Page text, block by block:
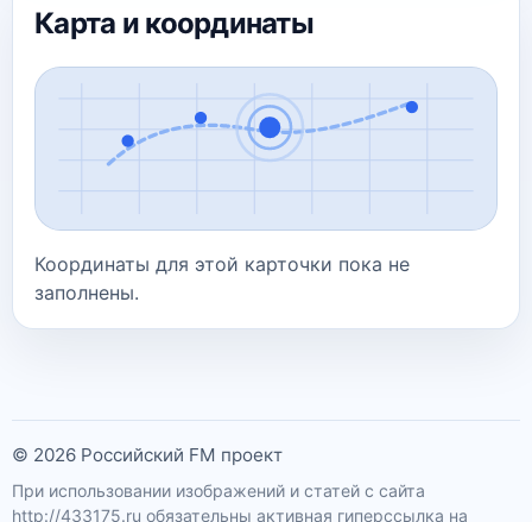
Карта и координаты
Координаты для этой карточки пока не
заполнены.
© 2026 Российский FM проект
При использовании изображений и статей с сайта
http://433175.ru обязательны активная гиперссылка на